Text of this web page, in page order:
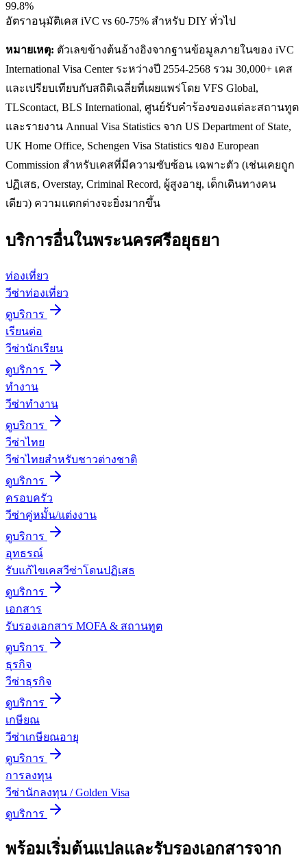
99.8%
อัตราอนุมัติเคส iVC vs 60-75% สำหรับ DIY ทั่วไป
หมายเหตุ: ตัวเลขข้างต้นอ้างอิงจากฐานข้อมูลภายในของ iVC
International Visa Center ระหว่างปี 2554-2568 รวม 30,000+ เคส
และเปรียบเทียบกับสถิติเฉลี่ยที่เผยแพร่โดย VFS Global,
TLScontact, BLS International, ศูนย์รับคำร้องของแต่ละสถานทูต
และรายงาน Annual Visa Statistics จาก US Department of State,
UK Home Office, Schengen Visa Statistics ของ European
Commission สำหรับเคสที่มีความซับซ้อน เฉพาะตัว (เช่นเคยถูก
ปฏิเสธ, Overstay, Criminal Record, ผู้สูงอายุ, เด็กเดินทางคน
เดียว) ความแตกต่างจะยิ่งมากขึ้น
บริการอื่นในพระนครศรีอยุธยา
ท่องเที่ยว
วีซ่าท่องเที่ยว
ดูบริการ
เรียนต่อ
วีซ่านักเรียน
ดูบริการ
ทำงาน
วีซ่าทำงาน
ดูบริการ
วีซ่าไทย
วีซ่าไทยสำหรับชาวต่างชาติ
ดูบริการ
ครอบครัว
วีซ่าคู่หมั้น/แต่งงาน
ดูบริการ
อุทธรณ์
รับแก้ไขเคสวีซ่าโดนปฏิเสธ
ดูบริการ
เอกสาร
รับรองเอกสาร MOFA & สถานทูต
ดูบริการ
ธุรกิจ
วีซ่าธุรกิจ
ดูบริการ
เกษียณ
วีซ่าเกษียณอายุ
ดูบริการ
การลงทุน
วีซ่านักลงทุน / Golden Visa
ดูบริการ
พร้อมเริ่มต้นแปลและรับรองเอกสารจาก